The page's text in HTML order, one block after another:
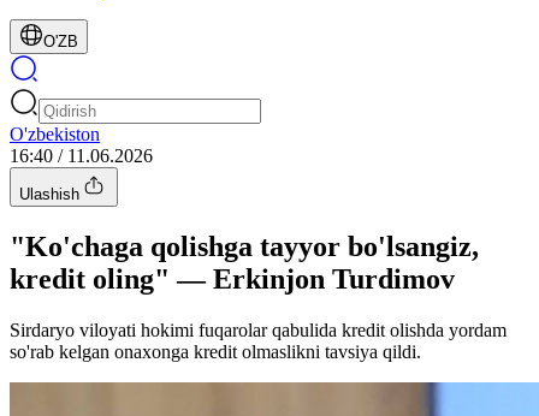
O'ZB
O'zbekiston
16:40 / 11.06.2026
Ulashish
"Ko'chaga qolishga tayyor bo'lsangiz,
kredit oling" — Erkinjon Turdimov
Sirdaryo viloyati hokimi fuqarolar qabulida kredit olishda yordam
so'rab kelgan onaxonga kredit olmaslikni tavsiya qildi.